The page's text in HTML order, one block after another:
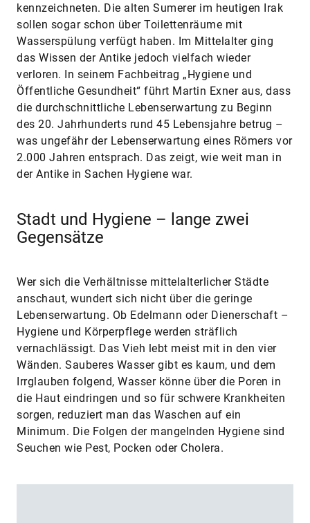
kennzeichneten. Die alten Sumerer im heutigen Irak
sollen sogar schon über Toilettenräume mit
Wasserspülung verfügt haben. Im Mittelalter ging
das Wissen der Antike jedoch vielfach wieder
verloren. In seinem Fachbeitrag „Hygiene und
Öffentliche Gesundheit“ führt Martin Exner aus, dass
die durchschnittliche Lebenserwartung zu Beginn
des 20. Jahrhunderts rund 45 Lebensjahre betrug –
was ungefähr der Lebenserwartung eines Römers vor
2.000 Jahren entsprach. Das zeigt, wie weit man in
der Antike in Sachen Hygiene war.
Stadt und Hygiene – lange zwei
Gegensätze
Wer sich die Verhältnisse mittelalterlicher Städte
anschaut, wundert sich nicht über die geringe
Lebenserwartung. Ob Edelmann oder Dienerschaft –
Hygiene und Körperpflege werden sträflich
vernachlässigt. Das Vieh lebt meist mit in den vier
Wänden. Sauberes Wasser gibt es kaum, und dem
Irrglauben folgend, Wasser könne über die Poren in
die Haut eindringen und so für schwere Krankheiten
sorgen, reduziert man das Waschen auf ein
Minimum. Die Folgen der mangelnden Hygiene sind
Seuchen wie Pest, Pocken oder Cholera.